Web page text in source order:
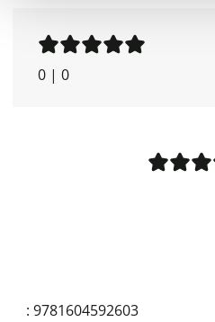
0 | 0
: 9781604592603